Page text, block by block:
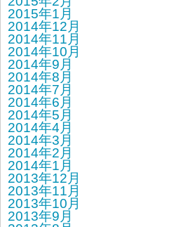
2015年1月
2014年12月
2014年11月
2014年10月
2014年9月
2014年8月
2014年7月
2014年6月
2014年5月
2014年4月
2014年3月
2014年2月
2014年1月
2013年12月
2013年11月
2013年10月
2013年9月